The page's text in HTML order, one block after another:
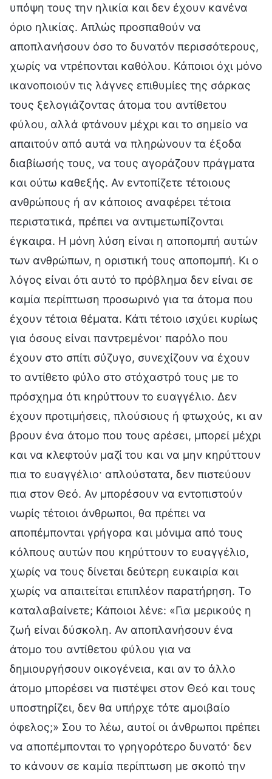
υπόψη τους την ηλικία και δεν έχουν κανένα
όριο ηλικίας. Απλώς προσπαθούν να
αποπλανήσουν όσο το δυνατόν περισσότερους,
χωρίς να ντρέπονται καθόλου. Κάποιοι όχι μόνο
ικανοποιούν τις λάγνες επιθυμίες της σάρκας
τους ξελογιάζοντας άτομα του αντίθετου
φύλου, αλλά φτάνουν μέχρι και το σημείο να
απαιτούν από αυτά να πληρώνουν τα έξοδα
διαβίωσής τους, να τους αγοράζουν πράγματα
και ούτω καθεξής. Αν εντοπίζετε τέτοιους
ανθρώπους ή αν κάποιος αναφέρει τέτοια
περιστατικά, πρέπει να αντιμετωπίζονται
έγκαιρα. Η μόνη λύση είναι η αποπομπή αυτών
των ανθρώπων, η οριστική τους αποπομπή. Κι ο
λόγος είναι ότι αυτό το πρόβλημα δεν είναι σε
καμία περίπτωση προσωρινό για τα άτομα που
έχουν τέτοια θέματα. Κάτι τέτοιο ισχύει κυρίως
για όσους είναι παντρεμένοι· παρόλο που
έχουν στο σπίτι σύζυγο, συνεχίζουν να έχουν
το αντίθετο φύλο στο στόχαστρό τους με το
πρόσχημα ότι κηρύττουν το ευαγγέλιο. Δεν
έχουν προτιμήσεις, πλούσιους ή φτωχούς, κι αν
βρουν ένα άτομο που τους αρέσει, μπορεί μέχρι
και να κλεφτούν μαζί του και να μην κηρύττουν
πια το ευαγγέλιο· απλούστατα, δεν πιστεύουν
πια στον Θεό. Αν μπορέσουν να εντοπιστούν
νωρίς τέτοιοι άνθρωποι, θα πρέπει να
αποπέμπονται γρήγορα και μόνιμα από τους
κόλπους αυτών που κηρύττουν το ευαγγέλιο,
χωρίς να τους δίνεται δεύτερη ευκαιρία και
χωρίς να απαιτείται επιπλέον παρατήρηση. Το
καταλαβαίνετε; Κάποιοι λένε: «Για μερικούς η
ζωή είναι δύσκολη. Αν αποπλανήσουν ένα
άτομο του αντίθετου φύλου για να
δημιουργήσουν οικογένεια, και αν το άλλο
άτομο μπορέσει να πιστέψει στον Θεό και τους
υποστηρίζει, δεν θα υπήρχε τότε αμοιβαίο
όφελος;» Σου το λέω, αυτοί οι άνθρωποι πρέπει
να αποπέμπονται το γρηγορότερο δυνατό· δεν
το κάνουν σε καμία περίπτωση με σκοπό την